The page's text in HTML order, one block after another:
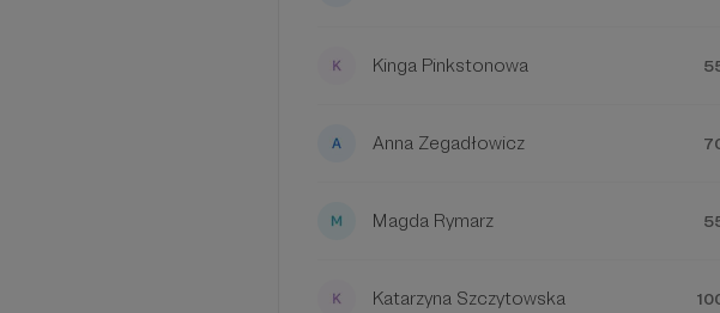
Kinga Pinkstonowa
Anna Zegadłowicz
Magda Rymarz
Katarzyna Szczytowska